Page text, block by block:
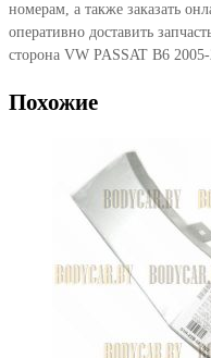
номерам, а также заказать
оперативно доставить
сторона VW PASSAT B6
Похожие